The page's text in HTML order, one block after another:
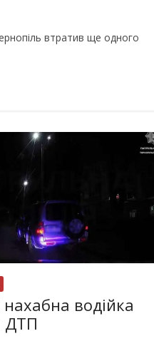
втратив ще одного
водійка
ДТП